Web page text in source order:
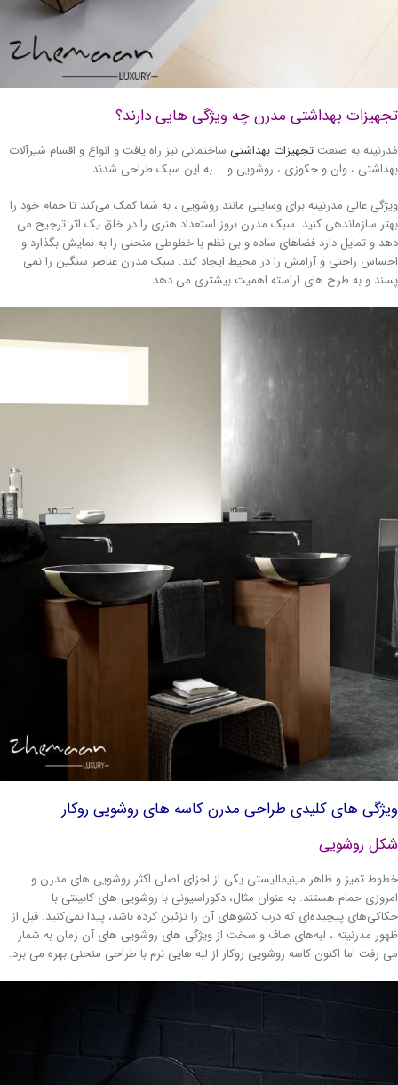
بهداشتی مدرن چه ویژگی هایی دارند؟
به صنعتتجهیزات بهداشتیساختمانی نیز راه یافت و انواع و اقسام شیرآلات
، وان و جکوزی ، روشویی و … به این سبک طراحی شدند.
عالی مدرنیته برای وسایلی مانند روشویی ، به شما کمک می‌کند تا حمام خود را
سازماندهی کنید. سبک مدرن بروز استعداد هنری را در خلق یک اثر ترجیح می
و تمایل دارد فضاهای ساده و بی نظم با خطوطی منحنی را به نمایش بگذارد و
راحتی و آرامش را در محیط ایجاد کند. سبک مدرن عناصر سنگین را نمی
و به طرح های آراسته اهمیت بیشتری می دهد.
های کلیدی طراحی مدرن کاسه های روشویی روکار
روشویی
تمیز و ظاهر مینیمالیستی یکی از اجزای اصلی اکثر روشویی های مدرن و
حمام هستند. به عنوان مثال، دکوراسیونی با روشویی های کابینتی با
پیچیده‌ای که درب کشوهای آن را تزئین کرده باشد، پیدا نمی‌کنید. قبل از
مدرنیته ، لبه‌های صاف و سخت از ویژگی های روشویی های آن زمان به شمار
رفت اما اکنون کاسه روشویی روکار از لبه هایی نرم با طراحی منحنی بهره می برد.